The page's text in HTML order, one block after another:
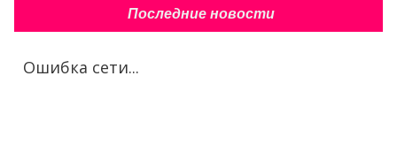
Последние новости
Ошибка сети...